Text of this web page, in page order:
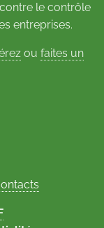
le contrôle
entreprises.
ou faites un